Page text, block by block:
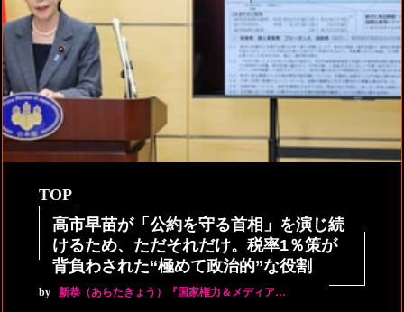
TOP
高市早苗が「公約を守る首相」を演じ続
けるため、ただそれだけ。税率1％策が
背負わされた“極めて政治的”な役割
by 新恭（あらたきょう）『国家権力＆メディア…